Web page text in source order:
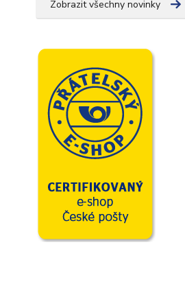
Zobrazit všechny novinky